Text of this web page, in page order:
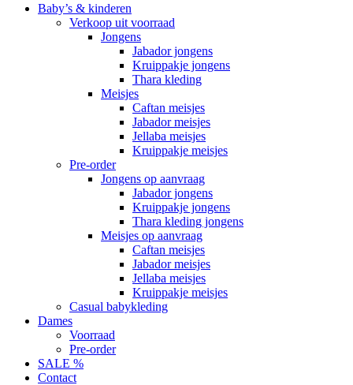
Baby’s & kinderen
Verkoop uit voorraad
Jongens
Jabador jongens
Kruippakje jongens
Thara kleding
Meisjes
Caftan meisjes
Jabador meisjes
Jellaba meisjes
Kruippakje meisjes
Pre-order
Jongens op aanvraag
Jabador jongens
Kruippakje jongens
Thara kleding jongens
Meisjes op aanvraag
Caftan meisjes
Jabador meisjes
Jellaba meisjes
Kruippakje meisjes
Casual babykleding
Dames
Voorraad
Pre-order
SALE %
Contact